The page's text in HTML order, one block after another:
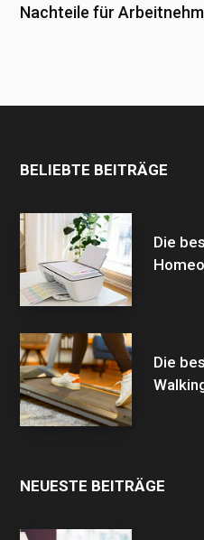
Nachteile für
BELIEBTE BEITRÄGE
Die
Die
NEUESTE BEITRÄGE